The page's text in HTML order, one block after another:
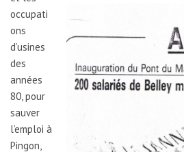
occupati
ons
d’usines
des
années
80, pour
sauver
l’emploi à
Pingon,